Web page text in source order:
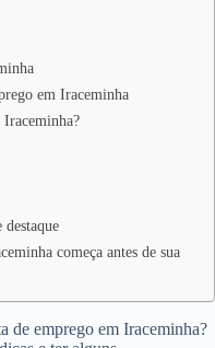
em Iraceminha
começa antes de sua
de emprego em Iraceminha?